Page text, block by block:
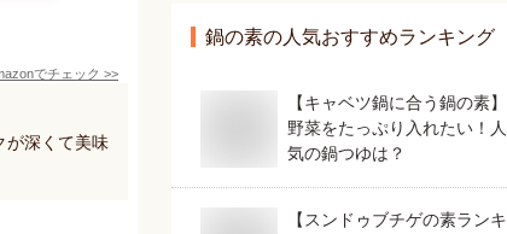
でチェック >>
が深くて美味
鍋の素の人気おすすめランキング
【キャベツ鍋に合う鍋の素】
野菜をたっぷり入れたい！人
気の鍋つゆは？
【スンドゥブチゲの素ランキ